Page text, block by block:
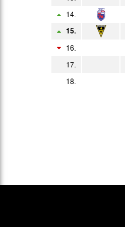
14.
15.
16.
17.
18.